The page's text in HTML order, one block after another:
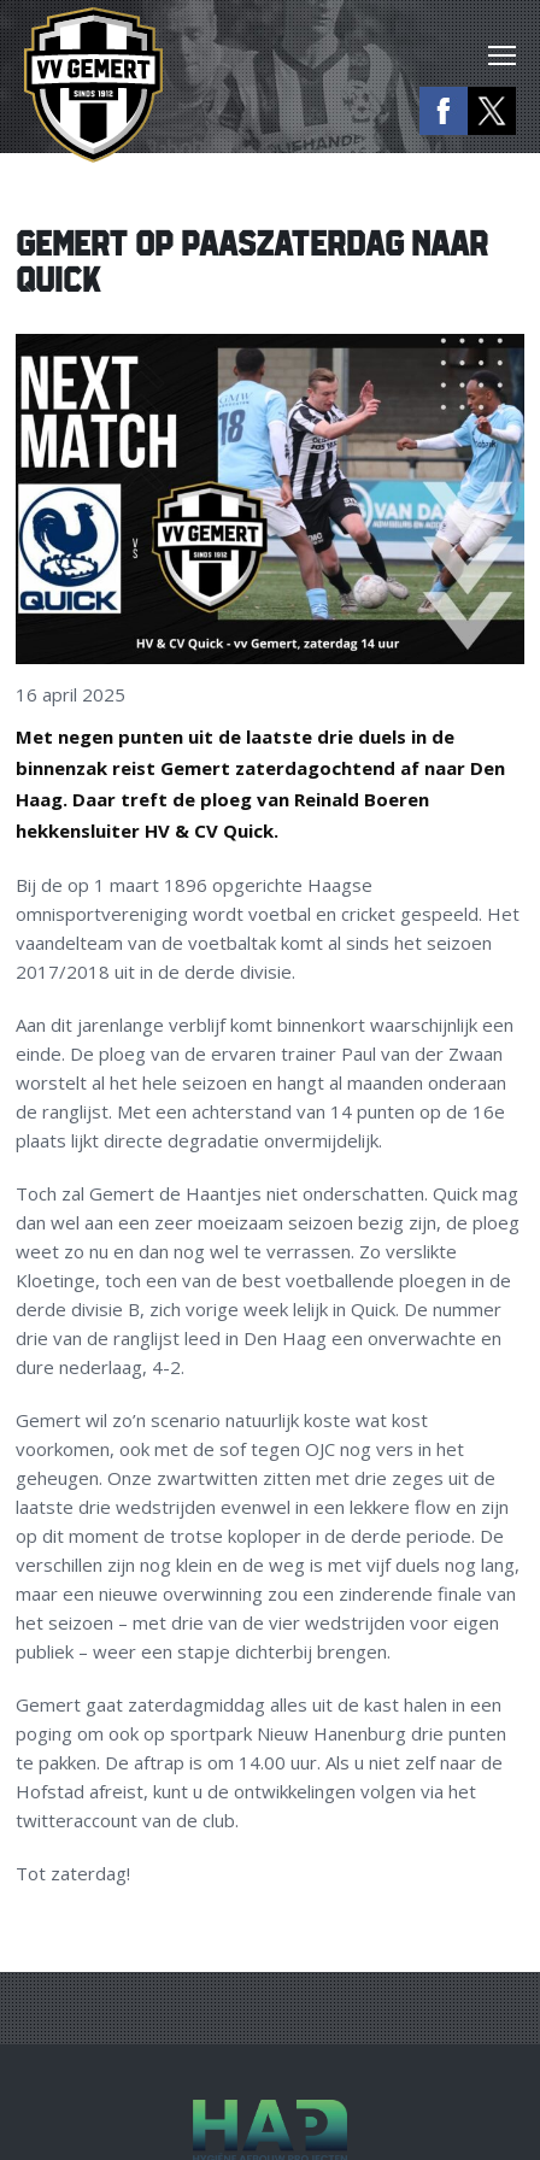
GEMERT OP PAASZATERDAG NAAR
QUICK
16 april 2025
Met negen punten uit de laatste drie duels in de
binnenzak reist Gemert zaterdagochtend af naar Den
Haag. Daar treft de ploeg van Reinald Boeren
hekkensluiter HV & CV Quick.
Bij de op 1 maart 1896 opgerichte Haagse
omnisportvereniging wordt voetbal en cricket gespeeld. Het
vaandelteam van de voetbaltak komt al sinds het seizoen
2017/2018 uit in de derde divisie.
Aan dit jarenlange verblijf komt binnenkort waarschijnlijk een
einde. De ploeg van de ervaren trainer Paul van der Zwaan
worstelt al het hele seizoen en hangt al maanden onderaan
de ranglijst. Met een achterstand van 14 punten op de 16e
plaats lijkt directe degradatie onvermijdelijk.
Toch zal Gemert de Haantjes niet onderschatten. Quick mag
dan wel aan een zeer moeizaam seizoen bezig zijn, de ploeg
weet zo nu en dan nog wel te verrassen. Zo verslikte
Kloetinge, toch een van de best voetballende ploegen in de
derde divisie B, zich vorige week lelijk in Quick. De nummer
drie van de ranglijst leed in Den Haag een onverwachte en
dure nederlaag, 4-2.
Gemert wil zo’n scenario natuurlijk koste wat kost
voorkomen, ook met de sof tegen OJC nog vers in het
geheugen. Onze zwartwitten zitten met drie zeges uit de
laatste drie wedstrijden evenwel in een lekkere flow en zijn
op dit moment de trotse koploper in de derde periode. De
verschillen zijn nog klein en de weg is met vijf duels nog lang,
maar een nieuwe overwinning zou een zinderende finale van
het seizoen – met drie van de vier wedstrijden voor eigen
publiek – weer een stapje dichterbij brengen.
Gemert gaat zaterdagmiddag alles uit de kast halen in een
poging om ook op sportpark Nieuw Hanenburg drie punten
te pakken. De aftrap is om 14.00 uur. Als u niet zelf naar de
Hofstad afreist, kunt u de ontwikkelingen volgen via het
twitteraccount van de club.
Tot zaterdag!